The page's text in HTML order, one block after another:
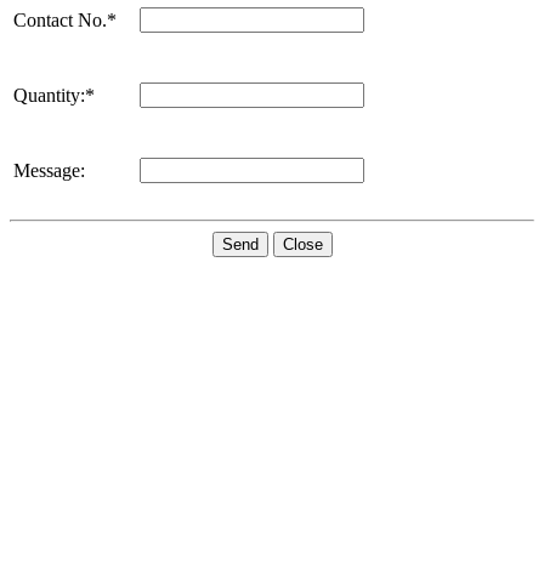
Contact No.*
Quantity:*
Message:
Send Close